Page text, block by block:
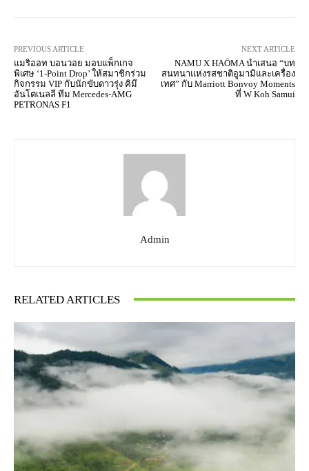
PREVIOUS ARTICLE
แมริออท บอนวอย มอบแพ็กเกจ
พิเศษ ‘1-Point Drop’ ให้สมาชิกร่วม
กิจกรรม VIP กับนักขับดาวรุ่ง คิมี
อันโตเนลลี ทีม Mercedes-AMG
PETRONAS F1
NEXT ARTICLE
NAMU X HAŌMA นำเสนอ “บท
สนทนาแห่งรสชาติอูมามิและเครื่อง
เทศ” กับ Marriott Bonvoy Moments
ที่ W Koh Samui
Admin
RELATED ARTICLES